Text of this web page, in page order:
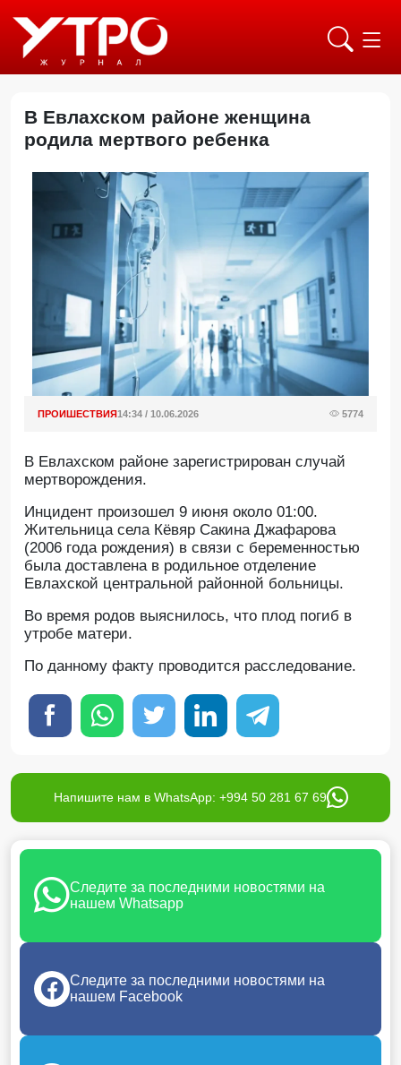
В Евлахском районе женщина
родила мертвого ребенка
ПРОИШЕСТВИЯ14:34 / 10.06.2026 5774
В Евлахском районе зарегистрирован случай
мертворождения.
Инцидент произошел 9 июня около 01:00.
Жительница села Кёвяр Сакина Джафарова
(2006 года рождения) в связи с беременностью
была доставлена в родильное отделение
Евлахской центральной районной больницы.
Во время родов выяснилось, что плод погиб в
утробе матери.
По данному факту проводится расследование.
Напишите нам в WhatsApp: +994 50 281 67 69
Следите за последними новостями на
нашем Whatsapp
Следите за последними новостями на
нашем Facebook